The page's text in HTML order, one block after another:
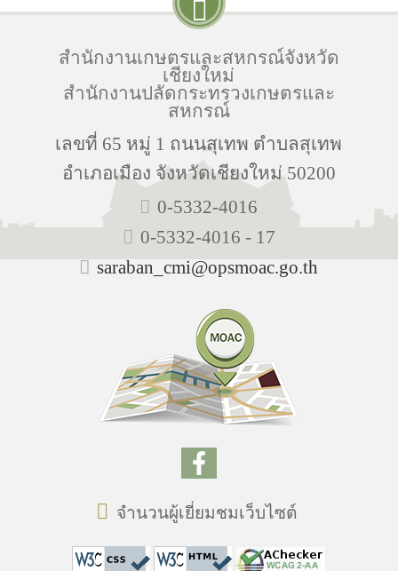
สำนักงานเกษตรและสหกรณ์จังหวัด
เชียงใหม่
สำนักงานปลัดกระทรวงเกษตรและ
สหกรณ์
เลขที่ 65 หมู่ 1 ถนนสุเทพ ตำบลสุเทพ
อำเภอเมือง จังหวัดเชียงใหม่ 50200
0-5332-4016
0-5332-4016 - 17
saraban_cmi@opsmoac.go.th
จำนวนผู้เยี่ยมชมเว็บไซต์